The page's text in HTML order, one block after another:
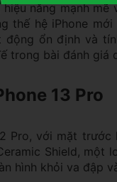
năng mạnh mẽ
thế hệ iPhone mới
ổn định và
trong bài đánh giá
13 Pro
Pro, với mặt trước
Shield, một
hình khỏi va đập